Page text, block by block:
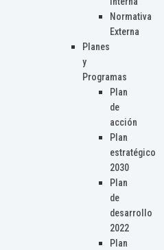
Normativa
Externa
Planes
y
Programas
Plan
de
acción
Plan
estratégico
2030
Plan
de
desarrollo
2022
Plan